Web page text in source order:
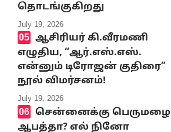
தொடங்குகிறது
July 19, 2026
ஆசிரியர் கி.வீரமணி
எழுதிய, “ஆர்.எஸ்.எஸ்.
என்னும் டிரோஜன் குதிரை”
நூல் விமர்சனம்!
July 19, 2026
சென்னைக்கு பெருமழை
ஆபத்தா? எல் நினோ